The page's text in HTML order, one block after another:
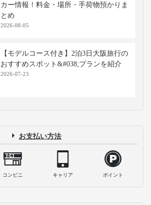
カー情報！料金・場所・手荷物預かりま
とめ
2026-08-05
【モデルコース付き】2泊3日大阪旅行の
おすすめスポット&#038;プランを紹介
2026-07-23
お支払い方法
コンビニ キャリア ポイント